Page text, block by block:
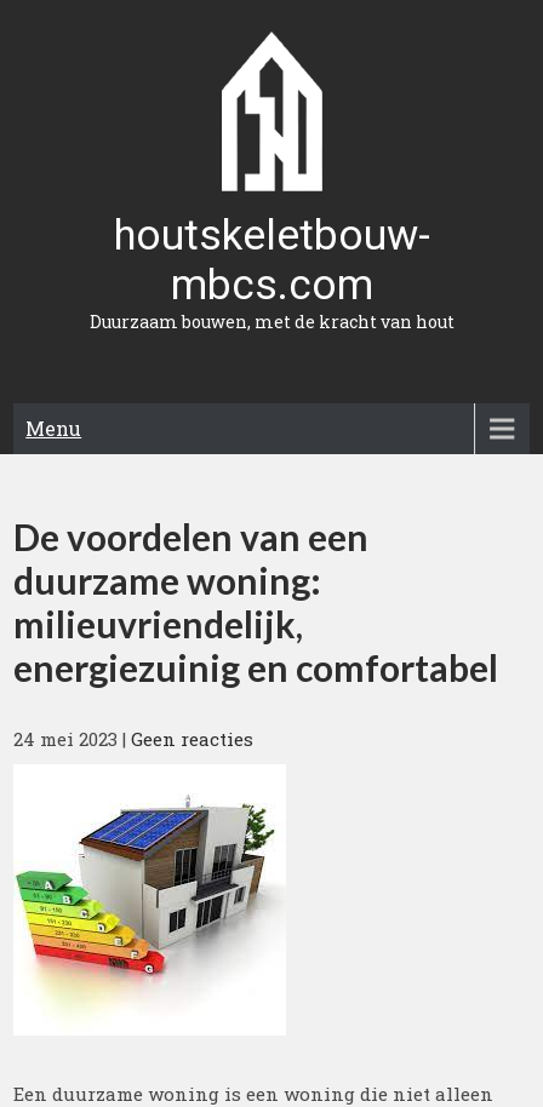
houtskeletbouw-
mbcs.com
Duurzaam bouwen, met de kracht van hout
Menu
De voordelen van een
duurzame woning:
milieuvriendelijk,
energiezuinig en comfortabel
24 mei 2023 |Geen reacties
Een duurzame woning is een woning die niet alleen